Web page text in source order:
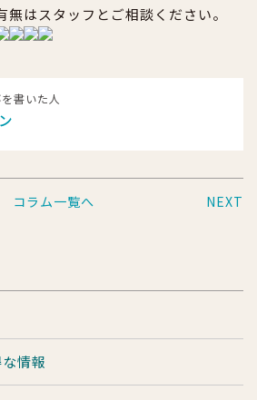
無はスタッフとご相談ください。
書いた人
コラム一覧へ NEXT
情報